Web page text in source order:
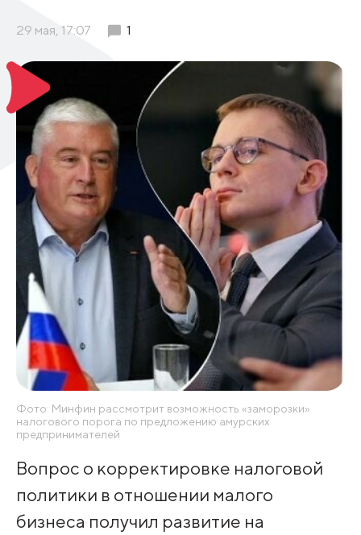
29 мая, 17:07 1
Фото: Минфин рассмотрит возможность «заморозки»
налогового порога по предложению амурских
предпринимателей
Вопрос о корректировке налоговой
политики в отношении малого
бизнеса получил развитие на